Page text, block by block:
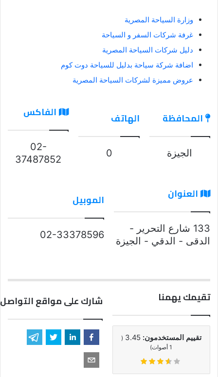
وزارة السياحة المصرية
غرفة شركات السفر و السياحة
دليل شركات السياحة المصرية
اضافة شركة سياحة بدليل للسياحة دوت كوم
عروض مميزة لشركات السياحة المصرية
المحافظة
الجيزة
الهاتف
0
الفاكس
02-
37487852
العنوان
133 شارع التحرير -
الدقى - الدقي - الجيزة
الموبيل
02-33378596
تقيمك يهمنا
تقييم المستخدمون: 3.45
(
1أصوات)
شارك على مواقع